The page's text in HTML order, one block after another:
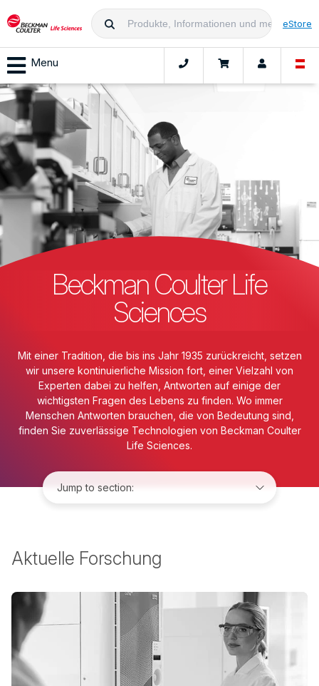
eStore
Menu
Beckman Coulter Life
Sciences
Mit einer Tradition, die bis ins Jahr 1935 zurückreicht, setzen
wir unsere kontinuierliche Mission fort, einer Vielzahl von
Experten dabei zu helfen, Antworten auf einige der
wichtigsten Fragen des Lebens zu finden. Wo immer
Menschen Antworten brauchen, die von Bedeutung sind,
finden Sie zuverlässige Technologien von Beckman Coulter
Life Sciences.
Aktuelle Forschung